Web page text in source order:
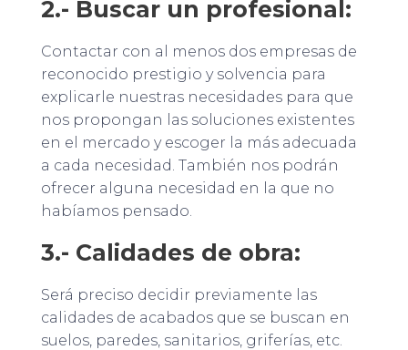
2.- Buscar un profesional:
Contactar con al menos dos empresas de
reconocido prestigio y solvencia para
explicarle nuestras necesidades para que
nos propongan las soluciones existentes
en el mercado y escoger la más adecuada
a cada necesidad. También nos podrán
ofrecer alguna necesidad en la que no
habíamos pensado.
3.- Calidades de obra:
Será preciso decidir previamente las
calidades de acabados que se buscan en
suelos, paredes, sanitarios, griferías, etc.